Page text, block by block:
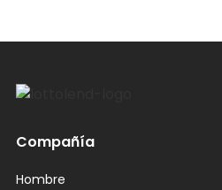
Compañía
Hombre